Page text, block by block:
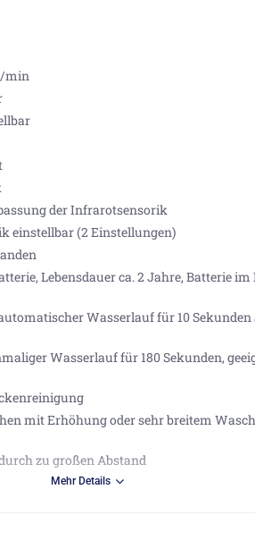
min
der Infrarotsensorik
einstellbar (2 Einstellungen)
Lebensdauer ca. 2 Jahre, Batterie
Wasserlauf für 10 Sekunden
Wasserlauf für 180 Sekunden,
mit Erhöhung oder sehr breitem
zu großen Abstand
Mehr Details